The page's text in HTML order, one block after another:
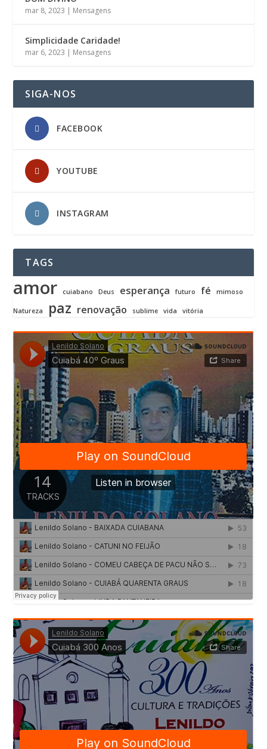
mar 8, 2023 | Mensagens
Simplicidade Caridade!
mar 6, 2023 | Mensagens
SIGA-NOS
FACEBOOK
YOUTUBE
INSTAGRAM
TAGS
amor cuiabano Deus esperança futuro fé mimoso
Natureza paz renovação sublime vida vitória